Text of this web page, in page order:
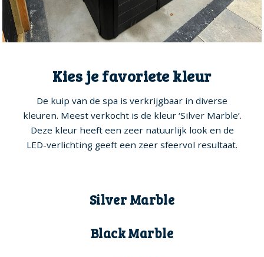
Kies je favoriete kleur
De kuip van de spa is verkrijgbaar in diverse
kleuren. Meest verkocht is de kleur ‘Silver Marble’.
Deze kleur heeft een zeer natuurlijk look en de
LED-verlichting geeft een zeer sfeervol resultaat.
Silver Marble
Black Marble